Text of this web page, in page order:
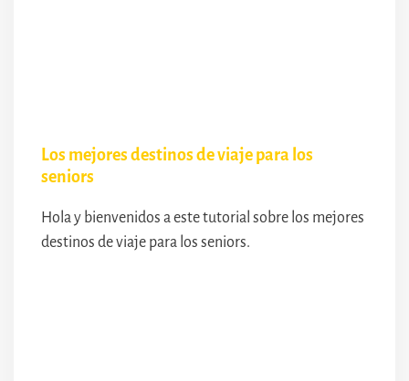
Los mejores destinos de viaje para los
seniors
Hola y bienvenidos a este tutorial sobre los mejores
destinos de viaje para los seniors.